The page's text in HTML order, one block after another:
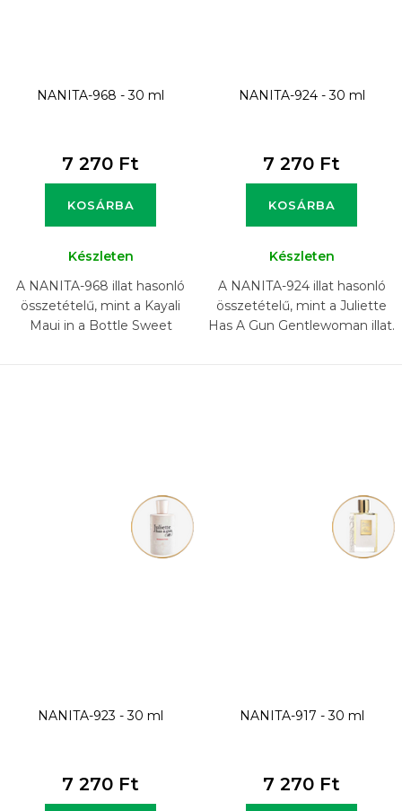
NANITA-968 - 30 ml
7 270 Ft
KOSÁRBA
Készleten
A NANITA-968 illat hasonló
összetételű, mint a Kayali
Maui in a Bottle Sweet
NANITA-924 - 30 ml
7 270 Ft
KOSÁRBA
Készleten
A NANITA-924 illat hasonló
összetételű, mint a Juliette
Has A Gun Gentlewoman illat.
NANITA-923 - 30 ml
7 270 Ft
NANITA-917 - 30 ml
7 270 Ft